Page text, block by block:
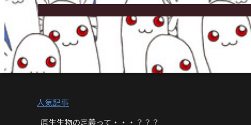
人気記事
原生生物の定義って・・・？？？